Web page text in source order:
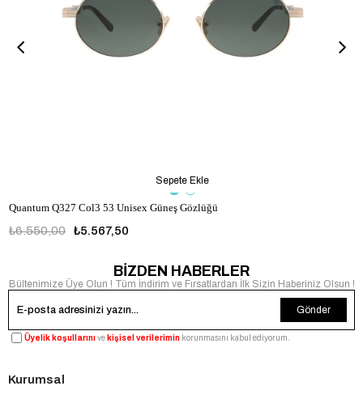
Quantum Q327 Col3 53 Unisex Güneş Gözlüğü
₺5.567,50
₺6.550,00
Sepete Ekle
BİZDEN HABERLER
Bültenimize Üye Olun ! Tüm İndirim ve Fırsatlardan İlk Sizin Haberiniz Olsun !
Gönder
Üyelik koşullarınıve kişisel verilerimin korunmasını kabul ediyorum.
Kurumsal